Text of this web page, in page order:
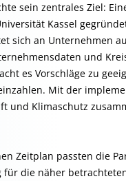
sein zentrales Ziel:
Kassel
sich an Unternehmen
und
es Vorschläge zu
Mit der
und Klimaschutz
Zeitplan passten die
für die näher